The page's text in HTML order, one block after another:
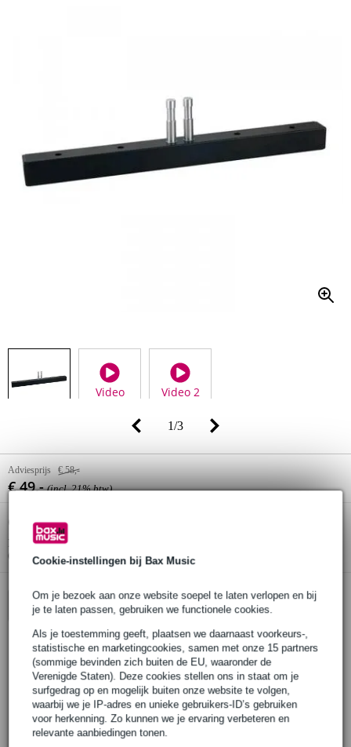
Cookie-instellingen bij Bax Music
Om je bezoek aan onze website soepel te laten verlopen en bij
je te laten passen, gebruiken we functionele cookies.
Als je toestemming geeft, plaatsen we daarnaast voorkeurs-,
statistische en marketingcookies, samen met onze 15 partners
(sommige bevinden zich buiten de EU, waaronder de
Verenigde Staten). Deze cookies stellen ons in staat om je
surfgedrag op en mogelijk buiten onze website te volgen,
waarbij we je IP-adres en unieke gebruikers-ID’s gebruiken
voor herkenning. Zo kunnen we je ervaring verbeteren en
relevante aanbiedingen tonen.
Video Video 2
1/3
Adviesprijs € 58,-
€ 49,- (incl. 21% btw)
Online voorraadstatus:
Nog 2 stuks op voorraad in ons magazijn
(en nog ruim voldoende voorraad beschikbaar bij de leverancier)
In winkelwagen
Bestel voor 23:00 = morgen in huis
30 dagen 'niet goed geld terug' garantie
3 jaar Bax Music garantie